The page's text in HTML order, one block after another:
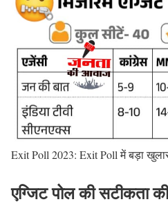
Exit Poll 2023: Exit Poll में बड़ा
एग्जिट पोल की सटीकता